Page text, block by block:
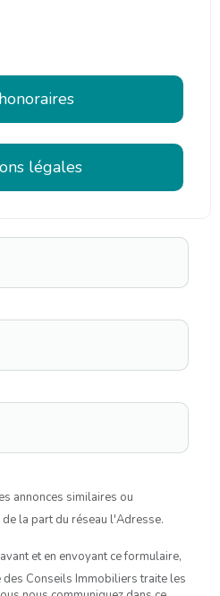
légales
annonces similaires ou
la part du réseau l'Adresse.
et en envoyant ce formulaire,
Conseils Immobiliers traite les